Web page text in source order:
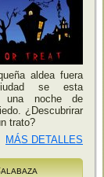
aldea fuera
se esta
una noche de
¿Descubrirar
trato?
MÁS DETALLES